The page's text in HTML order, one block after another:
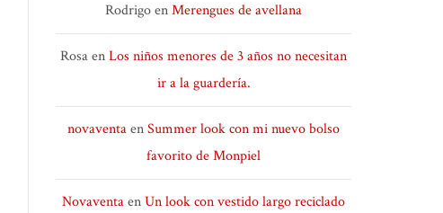
RodrigoenMerengues de avellana
RosaenLos niños menores de 3 años no necesitan
ir a la guardería.
novaventaenSummer look con mi nuevo bolso
favorito de Monpiel
NovaventaenUn look con vestido largo reciclado